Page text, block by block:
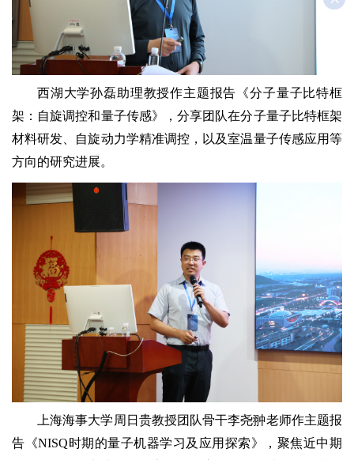
西湖大学孙磊助理教授作主题报告《分子量子比特框
架：自旋调控和量子传感》，分享团队在分子量子比特框架
材料研发、自旋动力学精准调控，以及室温量子传感应用等
方向的研究进展。
上海海事大学周日贵教授团队骨干李尧翀老师作主题报
告《NISQ时期的量子机器学习及应用探索》，聚焦近中期